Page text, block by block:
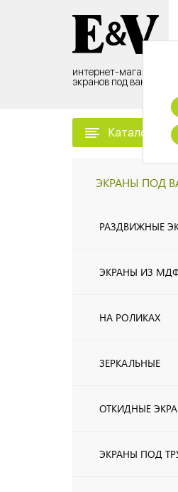
интернет-магазин
экранов под ванну
Каталог
ЭКРАНЫ ПОД
РАЗДВИЖНЫЕ
ЭКРАНЫ ИЗ
НА РОЛИКАХ
ЗЕРКАЛЬНЫЕ
ОТКИДНЫЕ
ЭКРАНЫ ПОД